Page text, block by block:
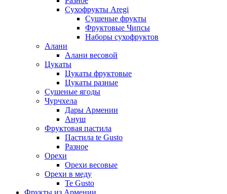
Сухофрукты Aregi
Сушеные фрукты
Фруктовые Чипсы
Наборы сухофруктов
Алани
Алани весовой
Цукаты
Цукаты фруктовые
Цукаты разные
Сушеные ягоды
Чурчхела
Дары Армении
Ануш
Фруктовая пастила
Пастила te Gusto
Разное
Орехи
Орехи весовые
Орехи в меду
Te Gusto
Фрукты из Армении